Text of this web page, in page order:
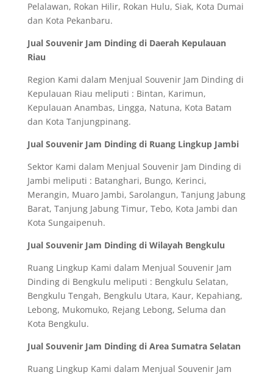
Pelalawan, Rokan Hilir, Rokan Hulu, Siak, Kota Dumai
dan Kota Pekanbaru.
Jual Souvenir Jam Dinding di Daerah Kepulauan
Riau
Region Kami dalam Menjual Souvenir Jam Dinding di
Kepulauan Riau meliputi : Bintan, Karimun,
Kepulauan Anambas, Lingga, Natuna, Kota Batam
dan Kota Tanjungpinang.
Jual Souvenir Jam Dinding di Ruang Lingkup Jambi
Sektor Kami dalam Menjual Souvenir Jam Dinding di
Jambi meliputi : Batanghari, Bungo, Kerinci,
Merangin, Muaro Jambi, Sarolangun, Tanjung Jabung
Barat, Tanjung Jabung Timur, Tebo, Kota Jambi dan
Kota Sungaipenuh.
Jual Souvenir Jam Dinding di Wilayah Bengkulu
Ruang Lingkup Kami dalam Menjual Souvenir Jam
Dinding di Bengkulu meliputi : Bengkulu Selatan,
Bengkulu Tengah, Bengkulu Utara, Kaur, Kepahiang,
Lebong, Mukomuko, Rejang Lebong, Seluma dan
Kota Bengkulu.
Jual Souvenir Jam Dinding di Area Sumatra Selatan
Ruang Lingkup Kami dalam Menjual Souvenir Jam